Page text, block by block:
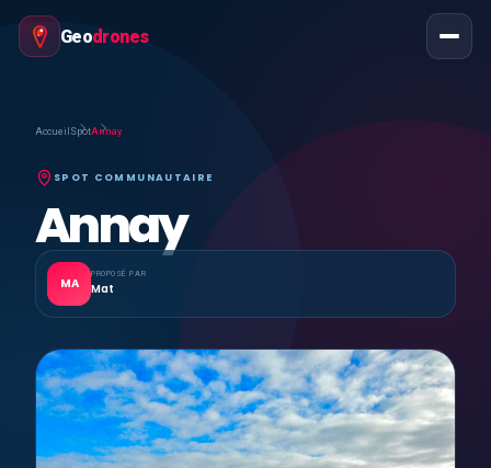
Geodrones
Accueil SpotAnnay
SPOT COMMUNAUTAIRE
Annay
MA
PROPOSÉ PAR
Mat